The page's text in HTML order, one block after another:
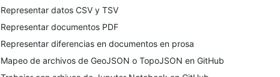
Representar datos CSV y TSV
Representar documentos PDF
Representar diferencias en documentos en prosa
Mapeo de archivos de GeoJSON o TopoJSON en GitHub